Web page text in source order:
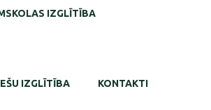
IZGLĪTĪBA
IZGLĪTĪBA KONTAKTI